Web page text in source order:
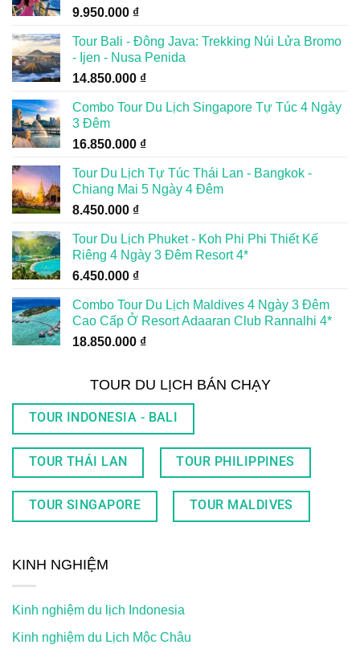
9.950.000 ₫
Tour Bali - Đông Java: Trekking Núi Lửa Bromo
- Ijen - Nusa Penida
14.850.000 ₫
Combo Tour Du Lịch Singapore Tự Túc 4 Ngày
3 Đêm
16.850.000 ₫
Tour Du Lịch Tự Túc Thái Lan - Bangkok -
Chiang Mai 5 Ngày 4 Đêm
8.450.000 ₫
Tour Du Lịch Phuket - Koh Phi Phi Thiết Kế
Riêng 4 Ngày 3 Đêm Resort 4*
6.450.000 ₫
Combo Tour Du Lịch Maldives 4 Ngày 3 Đêm
Cao Cấp Ở Resort Adaaran Club Rannalhi 4*
18.850.000 ₫
TOUR DU LỊCH BÁN CHẠY
TOUR INDONESIA - BALI
TOUR THÁI LAN TOUR PHILIPPINES
TOUR SINGAPORE TOUR MALDIVES
KINH NGHIỆM
Kinh nghiệm du lịch Indonesia
Kinh nghiệm du Lịch Mộc Châu